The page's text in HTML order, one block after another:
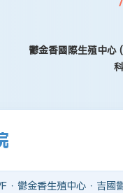
鬱金香國際生殖中
· 鬱金香生殖中心 · 吉國